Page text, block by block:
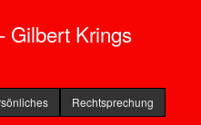
Gilbert Krings
Rechtsprechung